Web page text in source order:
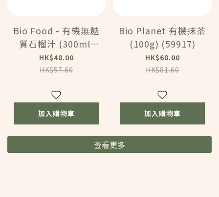
Bio Food - 有機無麩
質石榴汁 (300ml)
(1062636)
HK$48.00
HK$57.60
加入購物車
Bio Planet 有機抹茶
(100g) (59917)
HK$68.00
HK$81.60
加入購物車
查看更多